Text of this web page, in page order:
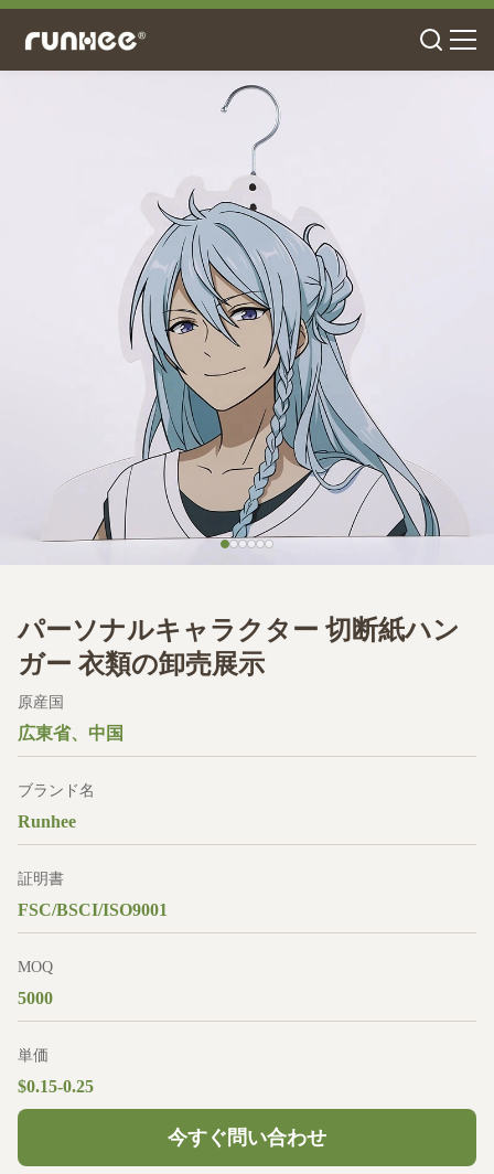
パーソナルキャラクター 切断紙ハン
ガー 衣類の卸売展示
原産国
広東省、中国
ブランド名
Runhee
証明書
FSC/BSCI/ISO9001
MOQ
5000
単価
$0.15-0.25
今すぐ問い合わせ